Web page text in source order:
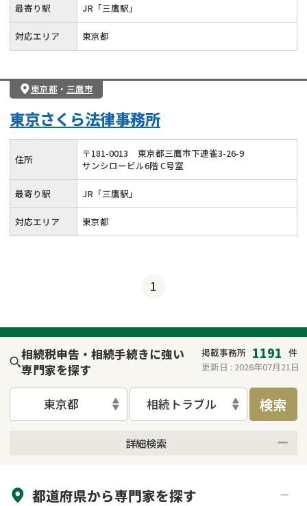
最寄り駅 JR「三鷹駅」
対応エリア 東京都
東京都 ・ 三鷹市
東京さくら法律事務所
住所 〒181-0013
東京都三鷹市下連雀3-26-9
サンシロービル6階 C号室
最寄り駅 JR「三鷹駅」
対応エリア 東京都
1
相続税申告・相続手続きに強い
専門家を探す
掲載事務所 1191 件
更新日 : 2026年07月21日
東京都 相続トラブル 検索
詳細検索
初回相談無料
土日祝の相談可能
都道府県から専門家を探す